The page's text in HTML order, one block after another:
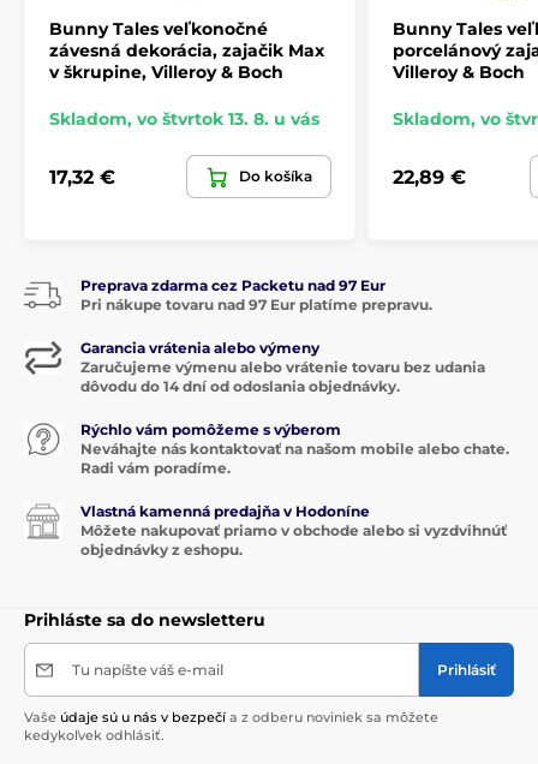
Bunny Tales veľkonočné
závesná dekorácia, zajačik Max
v škrupine, Villeroy & Boch
Skladom, vo štvrtok 13. 8. u vás
17,32 € Do košíka
Bunny Tales
porcelánový
Villeroy & Boch
Skladom, vo
22,89 €
Preprava zdarma cez Packetu nad 97 Eur
Pri nákupe tovaru nad 97 Eur platíme prepravu.
Garancia vrátenia alebo výmeny
Zaručujeme výmenu alebo vrátenie tovaru bez udania
dôvodu do 14 dní od odoslania objednávky.
Rýchlo vám pomôžeme s výberom
Neváhajte nás kontaktovať na našom mobile alebo chate.
Radi vám poradíme.
Vlastná kamenná predajňa v Hodoníne
Môžete nakupovať priamo v obchode alebo si vyzdvihnúť
objednávky z eshopu.
Prihláste sa do newsletteru
Tu napíšte váš e-mail Prihlásiť
Vaše údaje sú u nás v bezpečí a z odberu noviniek sa môžete
kedykoľvek odhlásiť.